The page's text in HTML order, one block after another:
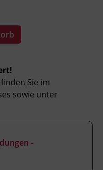
bedienen
und
und die
Sie im
sowie unter
-